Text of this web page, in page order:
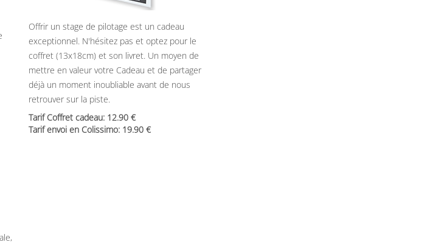
Offrir un stage de pilotage est un cadeau
exceptionnel. N'hésitez pas et optez pour le
coffret (13x18cm) et son livret. Un moyen de
mettre en valeur votre Cadeau et de partager
déjà un moment inoubliable avant de nous
retrouver sur la piste.
Tarif Coffret cadeau: 12.90
Tarif envoi en Colissimo: 19.90